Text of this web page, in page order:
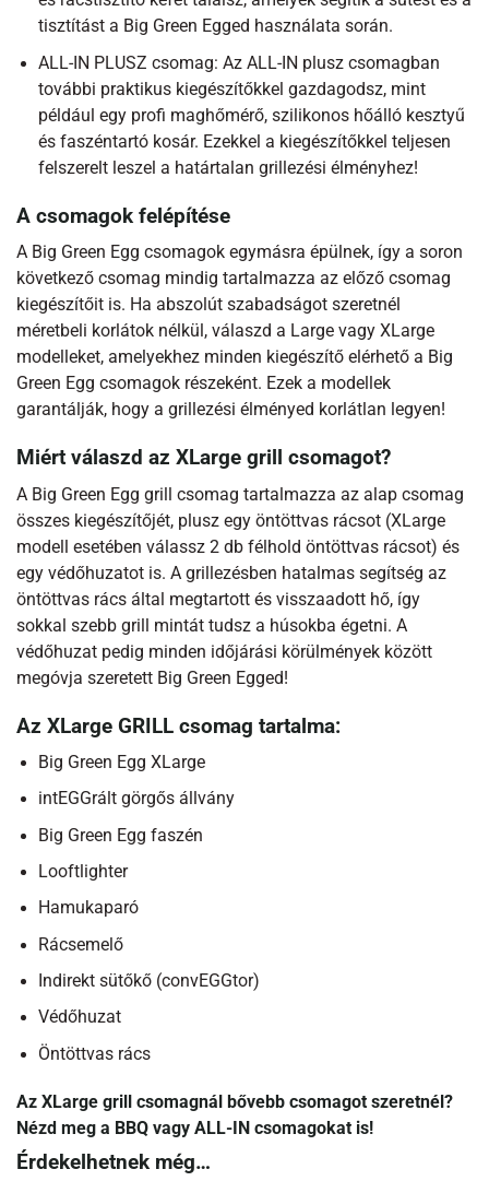
tisztítást a Big Green Egged használata során.
ALL-IN PLUSZ csomag: Az ALL-IN plusz csomagban
további praktikus kiegészítőkkel gazdagodsz, mint
például egy profi maghőmérő, szilikonos hőálló kesztyű
és faszéntartó kosár. Ezekkel a kiegészítőkkel teljesen
felszerelt leszel a határtalan grillezési élményhez!
A csomagok felépítése
A Big Green Egg csomagok egymásra épülnek, így a soron
következő csomag mindig tartalmazza az előző csomag
kiegészítőit is. Ha abszolút szabadságot szeretnél
méretbeli korlátok nélkül, válaszd a Large vagy XLarge
modelleket, amelyekhez minden kiegészítő elérhető a Big
Green Egg csomagok részeként. Ezek a modellek
garantálják, hogy a grillezési élményed korlátlan legyen!
Miért válaszd az XLarge grill csomagot?
A Big Green Egg grill csomag tartalmazza az alap csomag
összes kiegészítőjét, plusz egy öntöttvas rácsot (XLarge
modell esetében válassz 2 db félhold öntöttvas rácsot) és
egy védőhuzatot is. A grillezésben hatalmas segítség az
öntöttvas rács által megtartott és visszaadott hő, így
sokkal szebb grill mintát tudsz a húsokba égetni. A
védőhuzat pedig minden időjárási körülmények között
megóvja szeretett Big Green Egged!
Az XLarge GRILL csomag tartalma:
Big Green Egg XLarge
intEGGrált görgős állvány
Big Green Egg faszén
Looftlighter
Hamukaparó
Rácsemelő
Indirekt sütőkő (convEGGtor)
Védőhuzat
Öntöttvas rács
Az XLarge grill csomagnál bővebb csomagot szeretnél?
Nézd meg a BBQ vagy ALL-IN csomagokat is!
Érdekelhetnek még…